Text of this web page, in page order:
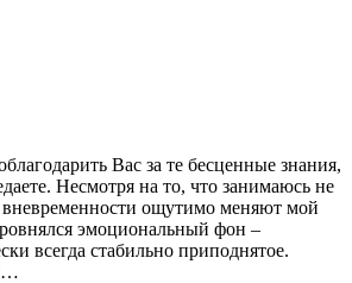
Вас за те бесценные знания,
Несмотря на то, что занимаюсь не
вневременности ощутимо меняют мой
эмоциональный фон –
всегда стабильно приподнятое.